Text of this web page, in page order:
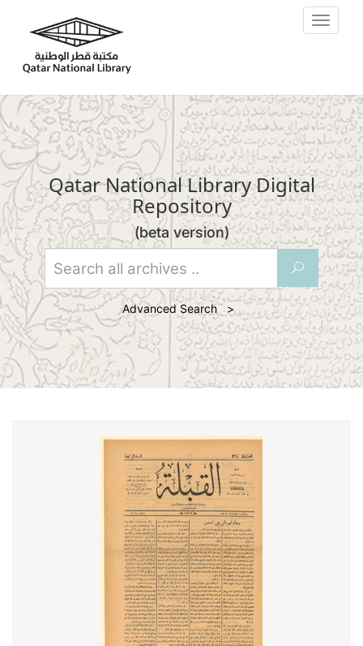
Toggle
Qatar National Library Digital
Repository
(beta version)
U
Advanced Search >